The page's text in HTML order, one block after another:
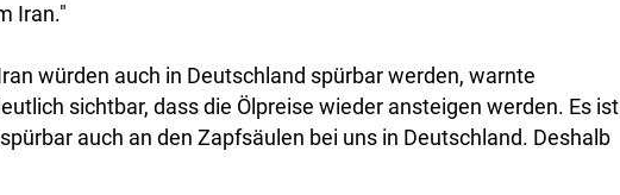
Iran."
würden auch in Deutschland spürbar werden, warnte
sichtbar, dass die Ölpreise wieder ansteigen werden. Es ist
auch an den Zapfsäulen bei uns in Deutschland. Deshalb